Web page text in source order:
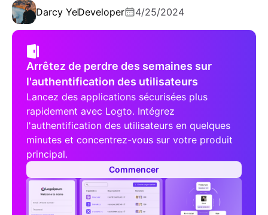
Darcy YeDeveloper 4/25/2024
Arrêtez de perdre des semaines sur
l'authentification des utilisateurs
Lancez des applications sécurisées plus
rapidement avec Logto. Intégrez
l'authentification des utilisateurs en quelques
minutes et concentrez-vous sur votre produit
principal.
Commencer